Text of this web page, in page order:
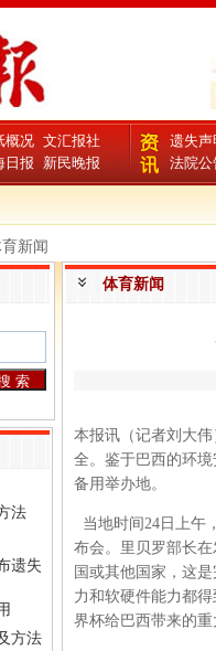
概况 文汇报社
日报 新民晚报
遗失声
法院公
新闻
法
遗失
方法
体育新闻
本报讯（记者刘大
全。鉴于巴西的环
备用举办地。
当地时间24日上午
布会。里贝罗部长
国或其他国家，这
力和软硬件能力都
界杯给巴西带来的